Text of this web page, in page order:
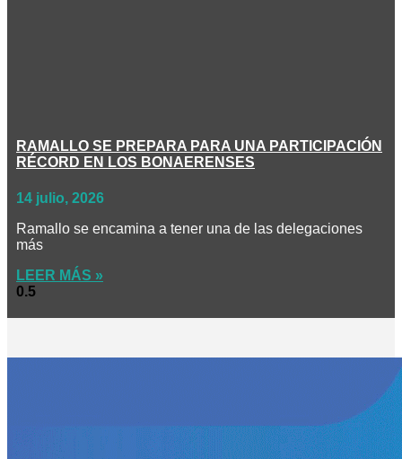
RAMALLO SE PREPARA PARA UNA PARTICIPACIÓN
RÉCORD EN LOS BONAERENSES
14 julio, 2026
Ramallo se encamina a tener una de las delegaciones
más
LEER MÁS »